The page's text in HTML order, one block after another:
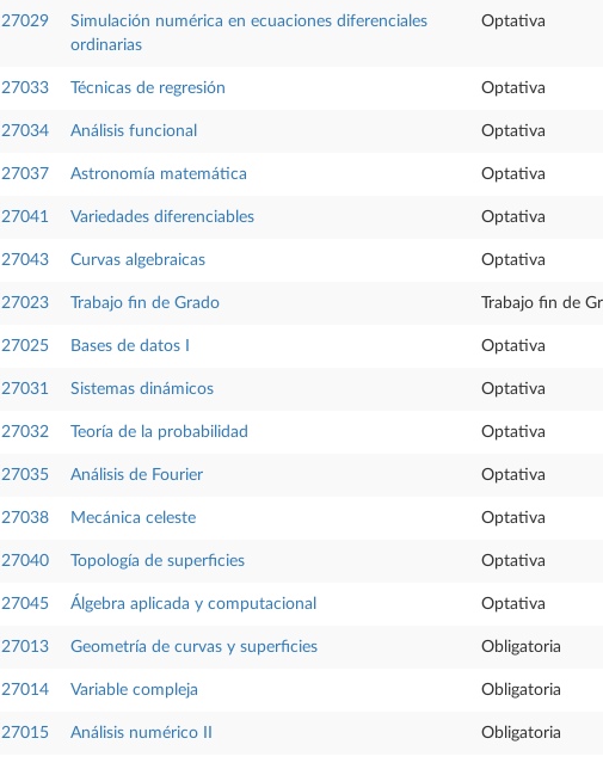
27029
Simulación numérica en ecuaciones diferenciales
ordinarias
Optativa
27033 Técnicas de regresión Optativa
27034 Análisis funcional Optativa
27037 Astronomía matemática Optativa
27041 Variedades diferenciables Optativa
27043 Curvas algebraicas Optativa
27023 Trabajo fin de Grado Trabajo fin de
27025 Bases de datos I Optativa
27031 Sistemas dinámicos Optativa
27032 Teoría de la probabilidad Optativa
27035 Análisis de Fourier Optativa
27038 Mecánica celeste Optativa
27040 Topología de superficies Optativa
27045 Álgebra aplicada y computacional Optativa
27013 Geometría de curvas y superficies Obligatoria
27014 Variable compleja Obligatoria
27015 Análisis numérico II Obligatoria